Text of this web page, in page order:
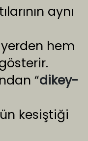
aynı
hem
“dikey-
kesiştiği